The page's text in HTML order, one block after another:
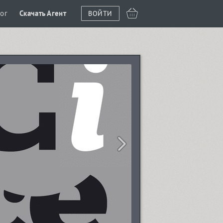
Скачать Агент ВОЙТИ